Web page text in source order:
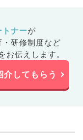
トナーが
・研修制度など
お伝えします。
介してもらう